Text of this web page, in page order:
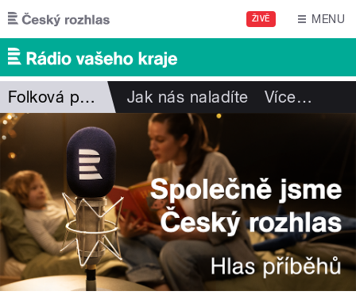
Přejít k hlavnímu obsahu
ŽIVĚ MENU
Folková pohlazení Jak nás naladíte Více…